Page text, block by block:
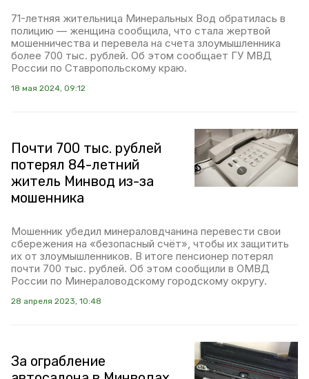
71-летняя жительница Минеральных Вод обратилась в
полицию — женщина сообщила, что стала жертвой
мошенничества и перевела на счета злоумышленника
более 700 тыс. рублей. Об этом сообщает ГУ МВД
России по Ставропольскому краю.
18 мая 2024, 09:12
Почти 700 тыс. рублей
потерял 84-летний
житель Минвод из-за
мошенника
Мошенник убедил минераловдчанина перевести свои
сбережения на «безопасный счёт», чтобы их защитить
их от злоумышленников. В итоге пенсионер потерял
почти 700 тыс. рублей. Об этом сообщили в ОМВД
России по Минераловодскому городскому округу.
28 апреля 2023, 10:48
За ограбление